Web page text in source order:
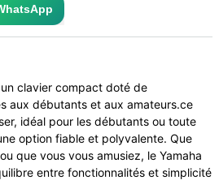
clavier compact doté de
aux débutants et aux amateurs.ce
idéal pour les débutants ou toute
option fiable et polyvalente. Que
que vous vous amusiez, le Yamaha
entre fonctionnalités et simplicité